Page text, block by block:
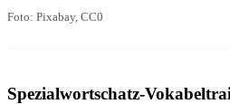
Foto: Pixabay, CC0
Spezialwortschatz-